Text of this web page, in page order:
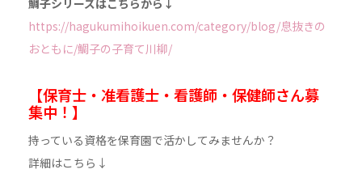
鯛子シリーズはこちらから↓
https://hagukumihoikuen.com/category/blog/息抜きの
おともに/鯛子の子育て川柳/
【保育士・准看護士・看護師・保健師さん募
集中！】
持っている資格を保育園で活かしてみませんか？
詳細はこちら↓